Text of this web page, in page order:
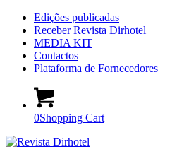
Edições publicadas
Receber Revista Dirhotel
MEDIA KIT
Contactos
Plataforma de Fornecedores
0Shopping Cart